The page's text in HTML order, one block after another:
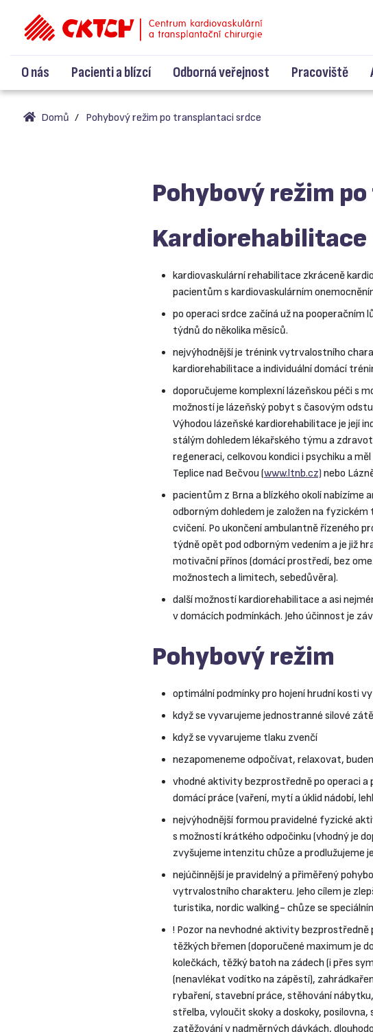
O nás Pacienti a blízcí Odborná veřejnost Pracoviště
Domů Pohybový režim po transplantaci srdce
Pohybový režim
Kardiorehabilitace
kardiovaskulární rehabilitace zkráceně
pacientům s kardiovaskulárním
po operaci srdce začíná už na pooperačním
týdnů do několika měsíců.
nejvýhodnější je trénink vytrvalostního
kardiorehabilitace a individuální domácí
doporučujeme komplexní lázeňskou péči s
možností je lázeňský pobyt s časovým
Výhodou lázeňské kardiorehabilitace je její
stálým dohledem lékařského týmu a
regeneraci, celkovou kondici i psychiku a
Teplice nad Bečvou (www.ltnb.cz) nebo
pacientům z Brna a blízkého okolí
odborným dohledem je založen na
cvičení. Po ukončení ambulantně řízeného
týdně opět pod odborným vedením a je již
motivační přínos (domácí prostředí, bez
možnostech a limitech, sebedůvěra).
další možností kardiorehabilitace a asi
v domácích podmínkách. Jeho účinnost je
Pohybový režim
optimální podmínky pro hojení hrudní kosti
když se vyvarujeme jednostranné silové
když se vyvarujeme tlaku zvenčí
nezapomeneme odpočívat, relaxovat,
vhodné aktivity bezprostředně po operaci a
domácí práce (vaření, mytí a úklid nádobí,
nejvýhodnější formou pravidelné fyzické
s možností krátkého odpočinku (vhodný je
zvyšujeme intenzitu chůze a prodlužujeme
nejúčinnější je pravidelný a přiměřený
vytrvalostního charakteru. Jeho cílem je
turistika, nordic walking- chůze se
! Pozor na nevhodné aktivity bezprostředně
těžkých břemen (doporučené maximum je
kolečkách, těžký batoh na zádech (i přes
(nenavlékat vodítko na zápěstí),
rybaření, stavební práce, stěhování
střelba, vyloučit skoky a doskoky,
zatěžování v nadměrných dávkách,